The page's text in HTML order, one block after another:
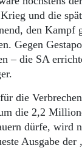
und die
den Kampf
Gegen
– die SA
die
die 2,2
dürfe, wird
Ausgabe der